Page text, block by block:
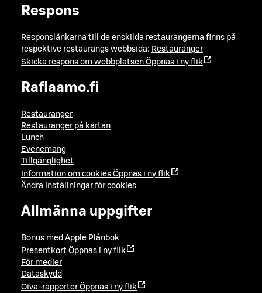
Respons
Responslänkarna till de enskilda restaurangerna finns på
respektive restaurangs webbsida: Restauranger
Skicka respons om webbplatsen Öppnas i ny flik
Raflaamo.fi
Restauranger
Restauranger på kartan
Lunch
Evenemang
Tillgänglighet
Information om cookies Öppnas i ny flik
Ändra inställningar för cookies
Allmänna uppgifter
Bonus med Apple Plånbok
Presentkort Öppnas i ny flik
För medier
Dataskydd
Oiva-rapporter Öppnas i ny flik